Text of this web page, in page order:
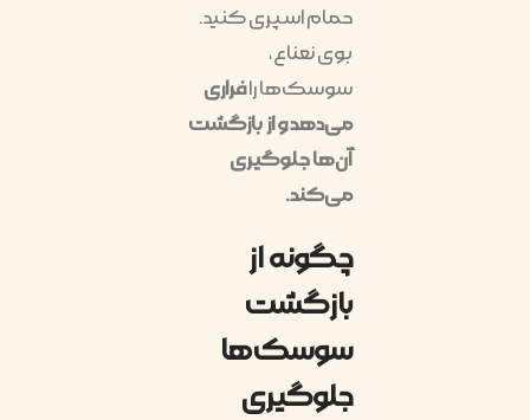
حمام اسپری کنید.
بوی نعناع،
سوسک‌ها رافراری
می‌دهد و از بازگشت
آن‌ها جلوگیری
می‌کند.
چگونه از
بازگشت
سوسک‌ها
جلوگیری